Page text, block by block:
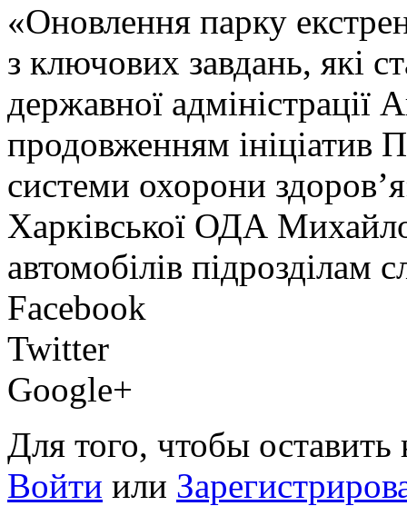
«Оновлення парку
з ключових завдань, які
державної
продовженням ініціатив
системи охорони
Харківської ОДА
автомобілів підрозділам
Facebook
Twitter
Google+
Для того, чтобы
Войти или